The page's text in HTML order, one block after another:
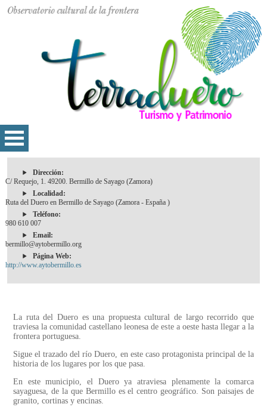
Dirección:
C/ Requejo, 1. 49200. Bermillo de Sayago (Zamora)
Localidad:
Ruta del Duero en Bermillo de Sayago (Zamora - España )
Teléfono:
980 610 007
Email:
bermillo@aytobermillo.org
Página Web:
http://www.aytobermillo.es
La ruta del Duero es una propuesta cultural de largo recorrido que
traviesa la comunidad castellano leonesa de este a oeste hasta llegar a la
frontera portuguesa.
Sigue el trazado del río Duero, en este caso protagonista principal de la
historia de los lugares por los que pasa.
En este municipio, el Duero ya atraviesa plenamente la comarca
sayaguesa, de la que Bermillo es el centro geográfico. Son paisajes de
granito, cortinas y encinas.